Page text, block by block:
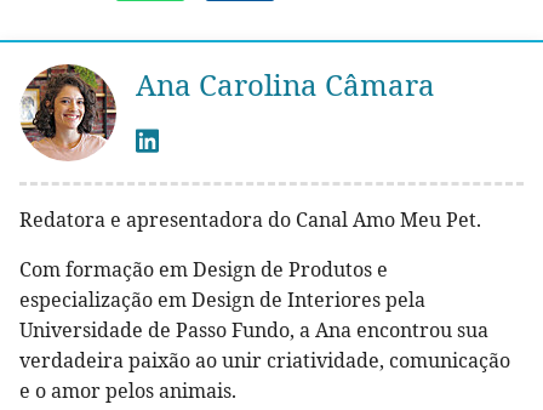
Ana Carolina Câmara
Redatora e apresentadora do Canal Amo Meu Pet.
Com formação em Design de Produtos e
especialização em Design de Interiores pela
Universidade de Passo Fundo, a Ana encontrou sua
verdadeira paixão ao unir criatividade, comunicação
e o amor pelos animais.